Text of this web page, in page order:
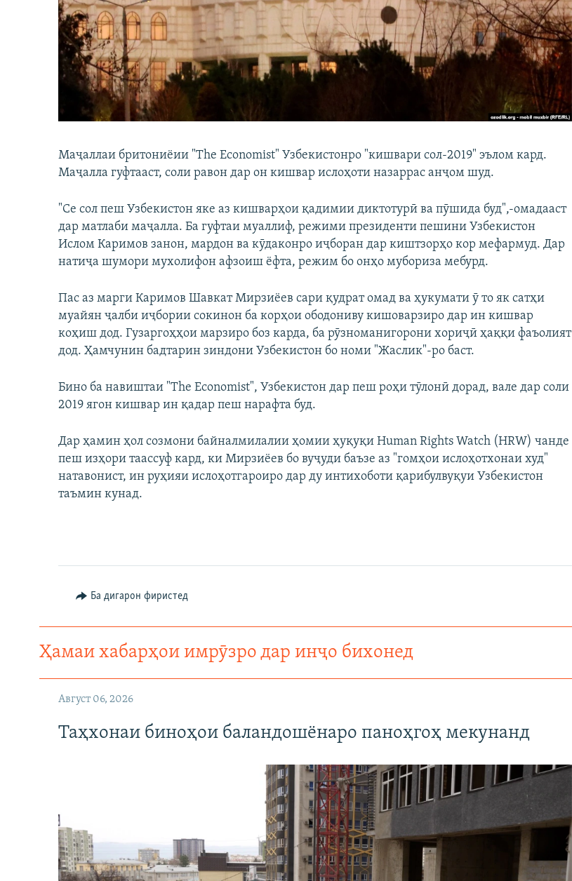
Маҷаллаи бритониёии "The Economist" Узбекистонро "кишвари сол-2019" эълом кард.
Маҷалла гуфтааст, соли равон дар он кишвар ислоҳоти назаррас анҷом шуд.
"Се сол пеш Узбекистон яке аз кишварҳои қадимии диктотурӣ ва пӯшида буд",-омадааст
дар матлаби маҷалла. Ба гуфтаи муаллиф, режими президенти пешини Узбекистон
Ислом Каримов занон, мардон ва кӯдаконро иҷборан дар киштзорҳо кор мефармуд. Дар
натиҷа шумори мухолифон афзоиш ёфта, режим бо онҳо мубориза мебурд.
Пас аз марги Каримов Шавкат Мирзиёев сари қудрат омад ва ҳукумати ӯ то як сатҳи
муайян ҷалби иҷбории сокинон ба корҳои ободониву кишоварзиро дар ин кишвар
коҳиш дод. Гузаргоҳҳои марзиро боз карда, ба рӯзноманигорони хориҷӣ ҳаққи фаъолият
дод. Ҳамчунин бадтарин зиндони Узбекистон бо номи "Жаслик"-ро баст.
Бино ба навиштаи "The Economist", Узбекистон дар пеш роҳи тӯлонӣ дорад, вале дар соли
2019 ягон кишвар ин қадар пеш нарафта буд.
Дар ҳамин ҳол созмони байналмилалии ҳомии ҳуқуқи Human Rights Watch (HRW) чанде
пеш изҳори таассуф кард, ки Мирзиёев бо вуҷуди баъзе аз "гомҳои ислоҳотхонаи худ"
натавонист, ин руҳияи ислоҳотгароиро дар ду интихоботи қарибулвуқуи Узбекистон
таъмин кунад.
Ба дигарон фиристед
Ҳамаи хабарҳои имрӯзро дар инҷо бихонед
Август 06, 2026
Таҳхонаи биноҳои баландошёнаро паноҳгоҳ мекунанд